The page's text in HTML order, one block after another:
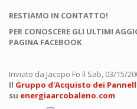
RESTIAMO IN CONTATTO!
PER CONOSCERE GLI ULTIMI
PAGINA FACEBOOK
Inviato da Jacopo Fo il Sab, 03/15/
Il Gruppo d'Acquisto dei
su energiaarcobaleno.com